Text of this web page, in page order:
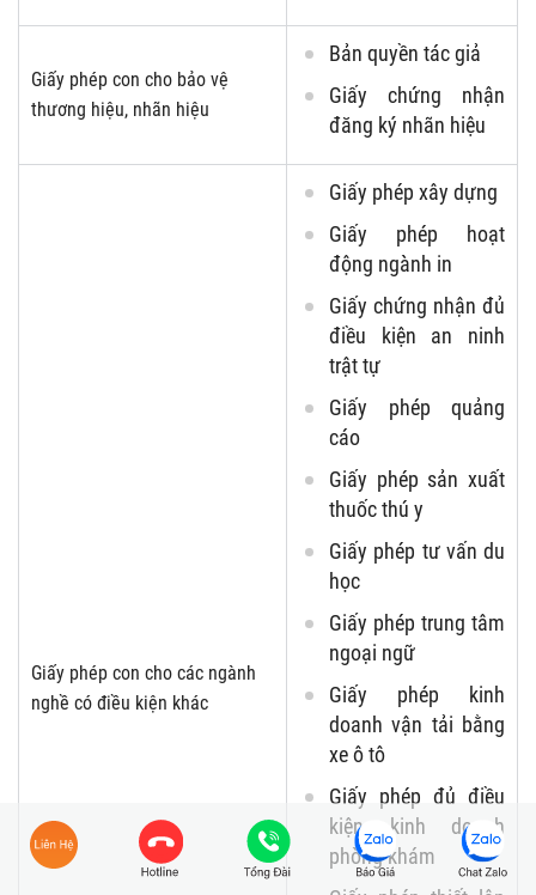
Giấy phép con cho bảo vệ
thương hiệu, nhãn hiệu
Bản quyền tác giả
Giấy chứng nhận
đăng ký nhãn hiệu
Giấy phép con cho các ngành
nghề có điều kiện khác
Giấy phép xây dựng
Giấy phép hoạt
động ngành in
Giấy chứng nhận đủ
điều kiện an ninh
trật tự
Giấy phép quảng
cáo
Giấy phép sản xuất
thuốc thú y
Giấy phép tư vấn du
học
Giấy phép trung tâm
ngoại ngữ
Giấy phép kinh
doanh vận tải bằng
xe ô tô
Giấy phép đủ điều
kiện kinh doanh
phòng khám